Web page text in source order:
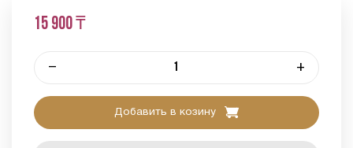
15 900 ₸
– +
Добавить в козину